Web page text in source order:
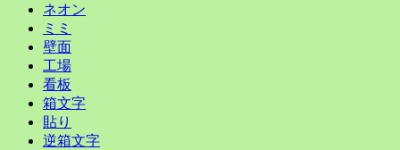
ネオン
ミミ
壁面
工場
看板
箱文字
貼り
逆箱文字